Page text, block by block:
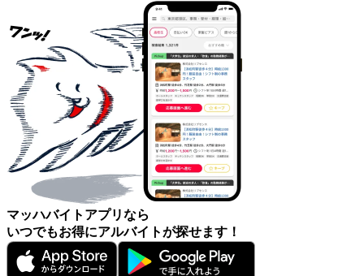
マッハバイトアプリなら
いつでもお得にアルバイトが探せます！